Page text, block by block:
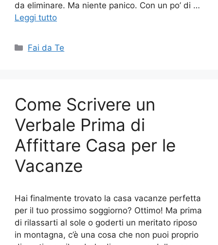
da eliminare. Ma niente panico. Con un po’ di …
Leggi tutto
Categorie
Fai da Te
Come Scrivere un
Verbale Prima di
Affittare Casa per le
Vacanze
Hai finalmente trovato la casa vacanze perfetta
per il tuo prossimo soggiorno? Ottimo! Ma prima
di rilassarti al sole o goderti un meritato riposo
in montagna, c’è una cosa che non puoi proprio